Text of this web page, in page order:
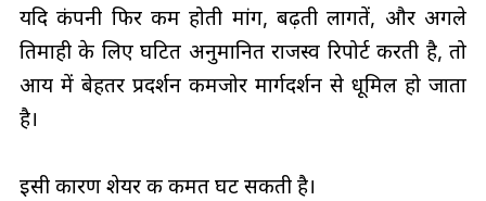
यदि कंपनी फिर कम होती मांग, बढ़ती लागतें, और अगले
तिमाही के लिए घटित अनुमानित राजस्व रिपोर्ट करती है, तो
आय में बेहतर प्रदर्शन कमजोर मार्गदर्शन से धूमिल हो जाता
है।
इसी कारण शेयर की कीमत घट सकती है।